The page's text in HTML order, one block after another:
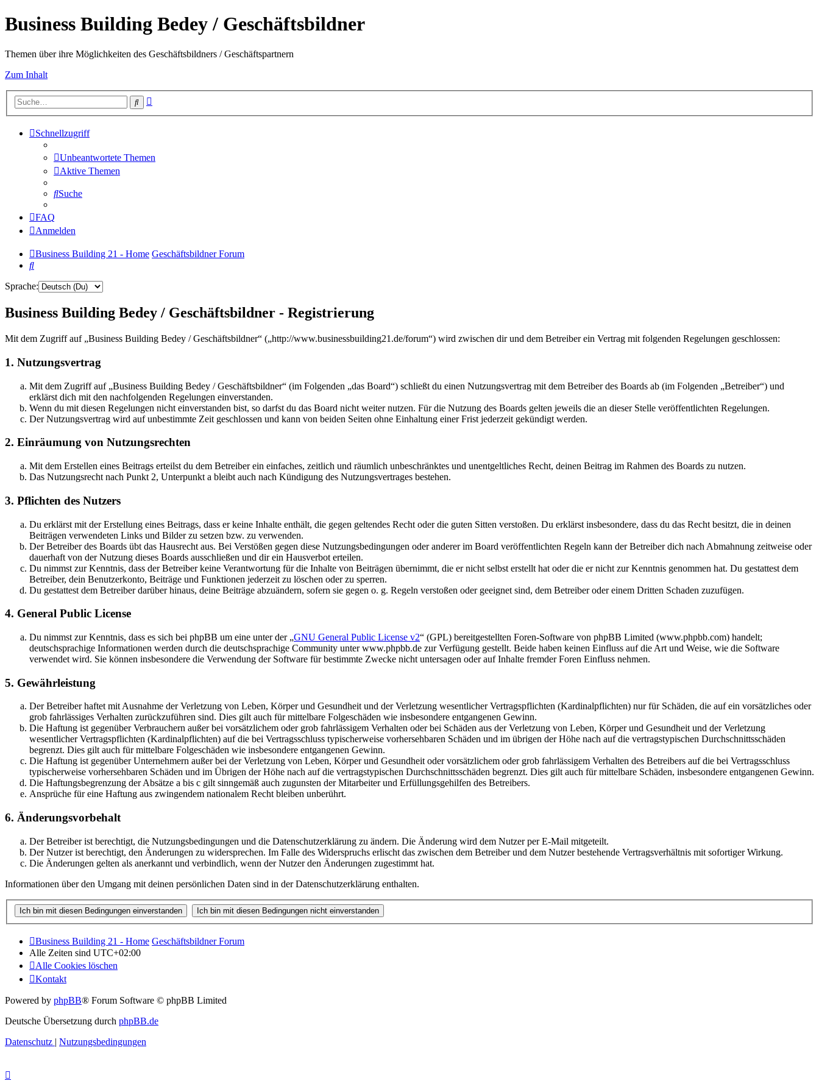
Business Building Bedey / Geschäftsbildner
Themen über ihre Möglichkeiten des Geschäftsbildners / Geschäftspartnern
Zum Inhalt
Suche
Schnellzugriff
Unbeantwortete Themen
Aktive Themen
Suche
FAQ
Anmelden
Business Building 21 - Home Geschäftsbildner Forum
Suche
Sprache:
Business Building Bedey / Geschäftsbildner - Registrierung
Mit dem Zugriff auf „Business Building Bedey / Geschäftsbildner“ („http://www.businessbuilding21.de/forum“) wird zwischen dir und dem Betreiber ein Vertrag mit folgenden Regelungen geschlossen:
1. Nutzungsvertrag
Mit dem Zugriff auf „Business Building Bedey / Geschäftsbildner“ (im Folgenden „das Board“) schließt du einen Nutzungsvertrag mit dem Betreiber des Boards ab (im Folgenden „Betreiber“) und
erklärst dich mit den nachfolgenden Regelungen einverstanden.
Wenn du mit diesen Regelungen nicht einverstanden bist, so darfst du das Board nicht weiter nutzen. Für die Nutzung des Boards gelten jeweils die an dieser Stelle veröffentlichten Regelungen.
Der Nutzungsvertrag wird auf unbestimmte Zeit geschlossen und kann von beiden Seiten ohne Einhaltung einer Frist jederzeit gekündigt werden.
2. Einräumung von Nutzungsrechten
Mit dem Erstellen eines Beitrags erteilst du dem Betreiber ein einfaches, zeitlich und räumlich unbeschränktes und unentgeltliches Recht, deinen Beitrag im Rahmen des Boards zu nutzen.
Das Nutzungsrecht nach Punkt 2, Unterpunkt a bleibt auch nach Kündigung des Nutzungsvertrages bestehen.
3. Pflichten des Nutzers
Du erklärst mit der Erstellung eines Beitrags, dass er keine Inhalte enthält, die gegen geltendes Recht oder die guten Sitten verstoßen. Du erklärst insbesondere, dass du das Recht besitzt, die in deinen
Beiträgen verwendeten Links und Bilder zu setzen bzw. zu verwenden.
Der Betreiber des Boards übt das Hausrecht aus. Bei Verstößen gegen diese Nutzungsbedingungen oder anderer im Board veröffentlichten Regeln kann der Betreiber dich nach Abmahnung zeitweise oder
dauerhaft von der Nutzung dieses Boards ausschließen und dir ein Hausverbot erteilen.
Du nimmst zur Kenntnis, dass der Betreiber keine Verantwortung für die Inhalte von Beiträgen übernimmt, die er nicht selbst erstellt hat oder die er nicht zur Kenntnis genommen hat. Du gestattest dem
Betreiber, dein Benutzerkonto, Beiträge und Funktionen jederzeit zu löschen oder zu sperren.
Du gestattest dem Betreiber darüber hinaus, deine Beiträge abzuändern, sofern sie gegen o. g. Regeln verstoßen oder geeignet sind, dem Betreiber oder einem Dritten Schaden zuzufügen.
4. General Public License
Du nimmst zur Kenntnis, dass es sich bei phpBB um eine unter der „GNU General Public License v2“ (GPL) bereitgestellten Foren-Software von phpBB Limited (www.phpbb.com) handelt;
deutschsprachige Informationen werden durch die deutschsprachige Community unter www.phpbb.de zur Verfügung gestellt. Beide haben keinen Einfluss auf die Art und Weise, wie die Software
verwendet wird. Sie können insbesondere die Verwendung der Software für bestimmte Zwecke nicht untersagen oder auf Inhalte fremder Foren Einfluss nehmen.
5. Gewährleistung
Der Betreiber haftet mit Ausnahme der Verletzung von Leben, Körper und Gesundheit und der Verletzung wesentlicher Vertragspflichten (Kardinalpflichten) nur für Schäden, die auf ein vorsätzliches oder
grob fahrlässiges Verhalten zurückzuführen sind. Dies gilt auch für mittelbare Folgeschäden wie insbesondere entgangenen Gewinn.
Die Haftung ist gegenüber Verbrauchern außer bei vorsätzlichem oder grob fahrlässigem Verhalten oder bei Schäden aus der Verletzung von Leben, Körper und Gesundheit und der Verletzung
wesentlicher Vertragspflichten (Kardinalpflichten) auf die bei Vertragsschluss typischerweise vorhersehbaren Schäden und im übrigen der Höhe nach auf die vertragstypischen Durchschnittsschäden
begrenzt. Dies gilt auch für mittelbare Folgeschäden wie insbesondere entgangenen Gewinn.
Die Haftung ist gegenüber Unternehmern außer bei der Verletzung von Leben, Körper und Gesundheit oder vorsätzlichem oder grob fahrlässigem Verhalten des Betreibers auf die bei Vertragsschluss
typischerweise vorhersehbaren Schäden und im Übrigen der Höhe nach auf die vertragstypischen Durchschnittsschäden begrenzt. Dies gilt auch für mittelbare Schäden, insbesondere entgangenen Gewinn.
Die Haftungsbegrenzung der Absätze a bis c gilt sinngemäß auch zugunsten der Mitarbeiter und Erfüllungsgehilfen des Betreibers.
Ansprüche für eine Haftung aus zwingendem nationalem Recht bleiben unberührt.
6. Änderungsvorbehalt
Der Betreiber ist berechtigt, die Nutzungsbedingungen und die Datenschutzerklärung zu ändern. Die Änderung wird dem Nutzer per E-Mail mitgeteilt.
Der Nutzer ist berechtigt, den Änderungen zu widersprechen. Im Falle des Widerspruchs erlischt das zwischen dem Betreiber und dem Nutzer bestehende Vertragsverhältnis mit sofortiger Wirkung.
Die Änderungen gelten als anerkannt und verbindlich, wenn der Nutzer den Änderungen zugestimmt hat.
Informationen über den Umgang mit deinen persönlichen Daten sind in der Datenschutzerklärung enthalten.
Business Building 21 - Home Geschäftsbildner Forum
Alle Zeiten sind UTC+02:00
Alle Cookies löschen
Kontakt
Powered by phpBB® Forum Software © phpBB Limited
Deutsche Übersetzung durch phpBB.de
Datenschutz | Nutzungsbedingungen